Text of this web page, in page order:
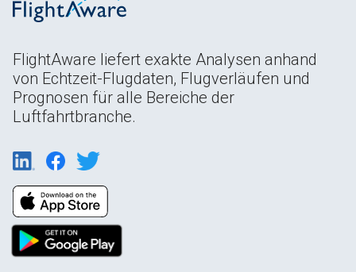
FlightAware liefert exakte Analysen anhand
von Echtzeit-Flugdaten, Flugverläufen und
Prognosen für alle Bereiche der
Luftfahrtbranche.